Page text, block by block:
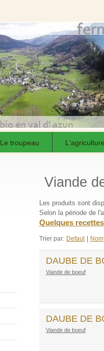
Le troupeau
Viande
Les produits sont
Selon la période de
Quelques recettes
Trier par: Defaut Nom
DAUBE DE
Viande de boeuf
DAUBE DE
Viande de boeuf